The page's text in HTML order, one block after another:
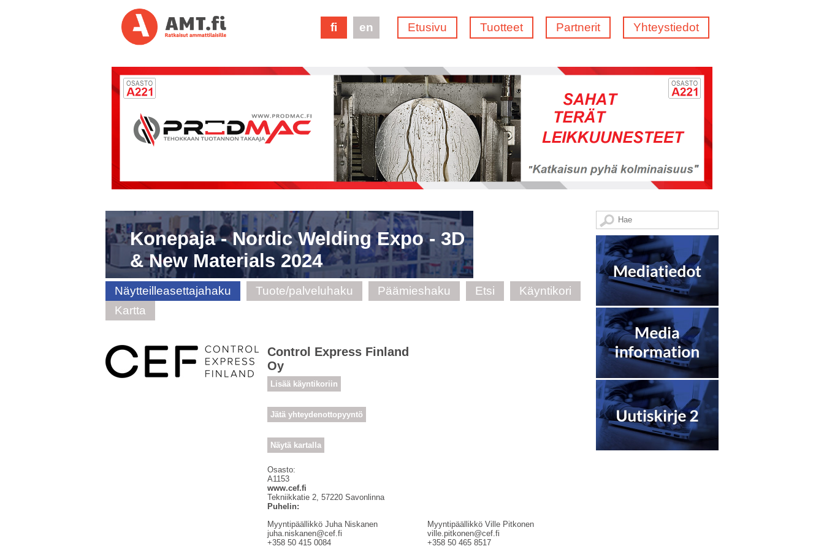
Etusivu Tuotteet Partnerit Yhteystiedot
fi en
Konepaja - Nordic Welding Expo - 3D
& New Materials 2024
Näytteilleasettajahaku Tuote/palveluhaku Päämieshaku Etsi
Käyntikori
Kartta
Control Express Finland
Oy
Lisää käyntikoriin
Jätä yhteydenottopyyntö
Näytä kartalla
Osasto:
A1153
www.cef.fi
Tekniikkatie 2 57220 Savonlinna
Puhelin:
Myyntipäällikkö Juha Niskanen
juha.niskanen@cef.fi
+358 50 415 0084
Myyntipäällikkö Ville Pitkonen
ville.pitkonen@cef.fi
+358 50 465 8517